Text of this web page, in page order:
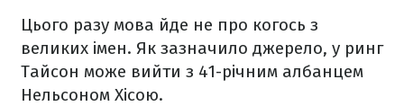
Цього разу мова йде не про когось з
великих імен. Як зазначило джерело, у ринг
Тайсон може вийти з 41-річним албанцем
Нельсоном Хісою.